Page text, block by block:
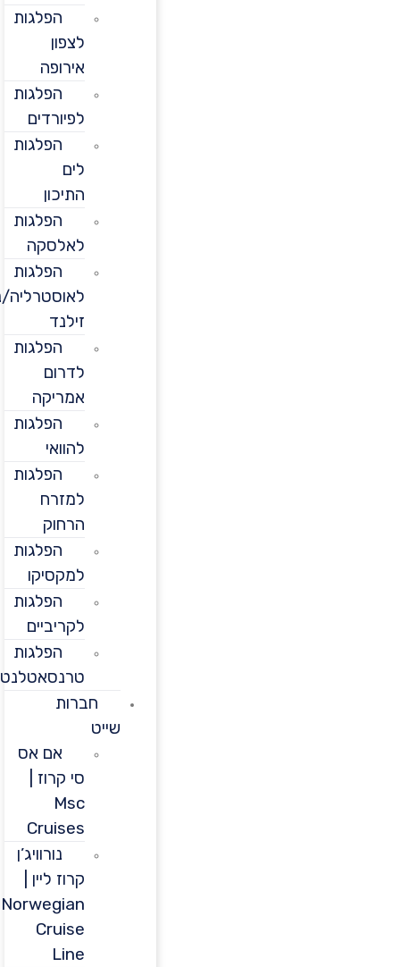
הפלגות
אירופה
הפלגות
לפיורדים
הפלגות
התיכון
הפלגות
לאלסקה
הפלגות
לאוסטרליה/ניו
הפלגות
לדרום
אמריקה
הפלגות
הפלגות
למזרח
הרחוק
הפלגות
למקסיקו
הפלגות
לקריביים
הפלגות
טרנסאטלנטיות
חברות
אם אס
סי קרוז |
Cruises
נורוויג’ן
קרוז ליין |
Norwegian
Cruise